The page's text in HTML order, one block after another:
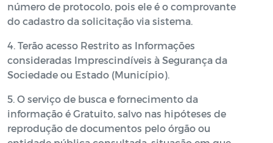
número de protocolo, pois ele é o comprovante
do cadastro da solicitação via sistema.
4. Terão acesso Restrito as Informações
consideradas Imprescindíveis à Segurança da
Sociedade ou Estado (Município).
5. O serviço de busca e fornecimento da
informação é Gratuito, salvo nas hipóteses de
reprodução de documentos pelo órgão ou